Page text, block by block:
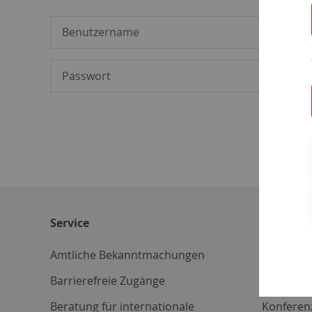
Service
Amtliche Bekanntmachungen
Barrierefreie Zugänge
Beratung für internationale